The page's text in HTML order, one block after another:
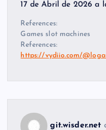
17 de Abril de 2026 a
References:
Games slot machines
References:
https://vydiio.com/
git.wisder.net